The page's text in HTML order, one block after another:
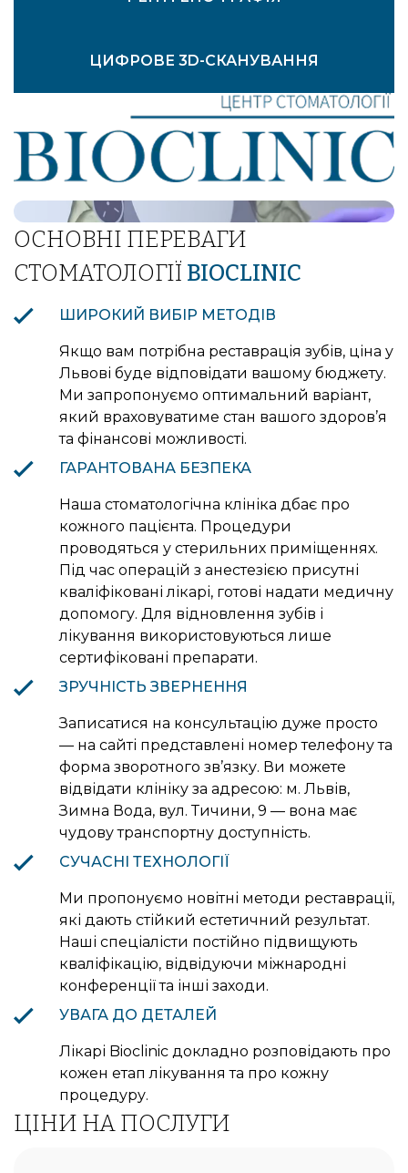
ЦИФРОВЕ 3D-СКАНУВАННЯ
СТВОРЕННЯ АНАЛОГОВОГО ВІДБИТКА ЗУБІВ
ВНУТРІШНЬОРОТОВІ ФОТОГРАФІЇ
ОСНОВНІ ПЕРЕВАГИ
СТОМАТОЛОГІЇ BIOCLINIC
ШИРОКИЙ ВИБІР МЕТОДІВ
Якщо вам потрібна реставрація зубів, ціна у
Львові буде відповідати вашому бюджету.
Ми запропонуємо оптимальний варіант,
який враховуватиме стан вашого здоров’я
та фінансові можливості.
ГАРАНТОВАНА БЕЗПЕКА
Наша стоматологічна клініка дбає про
кожного пацієнта. Процедури
проводяться у стерильних приміщеннях.
Під час операцій з анестезією присутні
кваліфіковані лікарі, готові надати медичну
допомогу. Для відновлення зубів і
лікування використовуються лише
сертифіковані препарати.
ЗРУЧНІСТЬ ЗВЕРНЕННЯ
Записатися на консультацію дуже просто
— на сайті представлені номер телефону та
форма зворотного зв’язку. Ви можете
відвідати клініку за адресою: м. Львів,
Зимна Вода, вул. Тичини, 9 — вона має
чудову транспортну доступність.
СУЧАСНІ ТЕХНОЛОГІЇ
Ми пропонуємо новітні методи реставрації,
які дають стійкий естетичний результат.
Наші спеціалісти постійно підвищують
кваліфікацію, відвідуючи міжнародні
конференції та інші заходи.
УВАГА ДО ДЕТАЛЕЙ
Лікарі Bioclinic докладно розповідають про
кожен етап лікування та про кожну
процедуру.
ЦІНИ НА ПОСЛУГИ
Bioclinic